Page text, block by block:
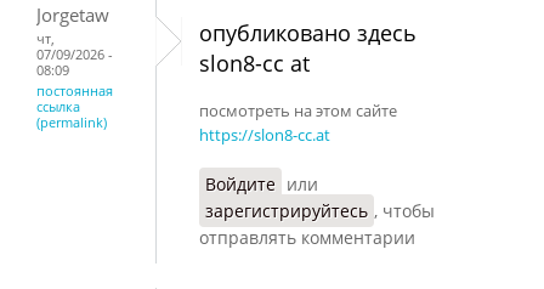
Jorgetaw
чт,
07/09/2026 -
08:09
постоянная
ссылка
(permalink)
опубликовано здесь
slon8-cc at
посмотреть на этом сайте
https://slon8-cc.at
Войдите или
зарегистрируйтесь , чтобы
отправлять комментарии